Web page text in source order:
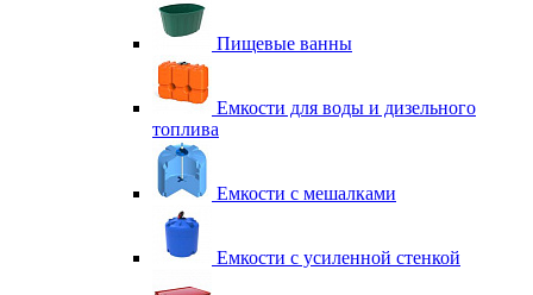
Пищевые ванны
Емкости для воды и дизельного
топлива
Емкости с мешалками
Емкости с усиленной стенкой